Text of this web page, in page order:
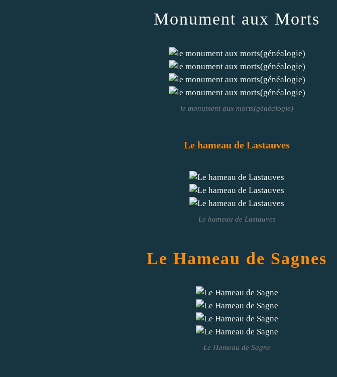
Monument aux Morts
le monument aux morts(généalogie)
Le hameau de Lastauves
Le hameau de Lastauves
Le Hameau de Sagnes
Le Hameau de Sagne